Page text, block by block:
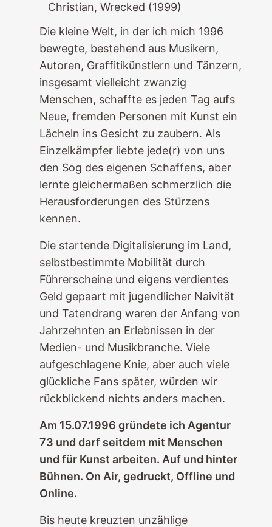
Christian, Wrecked (1999)
Die kleine Welt, in der ich mich 1996
bewegte, bestehend aus Musikern,
Autoren, Graffitikünstlern und Tänzern,
insgesamt vielleicht zwanzig
Menschen, schaffte es jeden Tag aufs
Neue, fremden Personen mit Kunst ein
Lächeln ins Gesicht zu zaubern. Als
Einzelkämpfer liebte jede(r) von uns
den Sog des eigenen Schaffens, aber
lernte gleichermaßen schmerzlich die
Herausforderungen des Stürzens
kennen.
Die startende Digitalisierung im Land,
selbstbestimmte Mobilität durch
Führerscheine und eigens verdientes
Geld gepaart mit jugendlicher Naivität
und Tatendrang waren der Anfang von
Jahrzehnten an Erlebnissen in der
Medien- und Musikbranche. Viele
aufgeschlagene Knie, aber auch viele
glückliche Fans später, würden wir
rückblickend nichts anders machen.
Am 15.07.1996 gründete ich Agentur
73 und darf seitdem mit Menschen
und für Kunst arbeiten. Auf und hinter
Bühnen. On Air, gedruckt, Offline und
Online.
Bis heute kreuzten unzählige